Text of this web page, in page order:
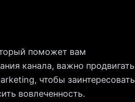
поможет вам
канала, важно продвигать
чтобы заинтересовать
вовлеченность.